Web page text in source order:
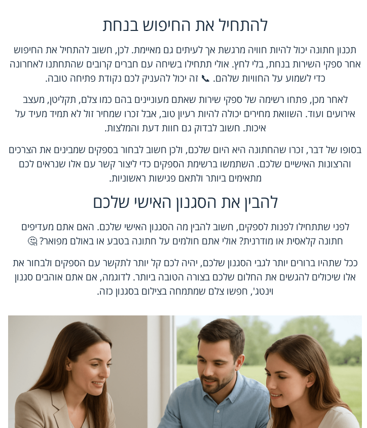
להתחיל את החיפוש בנחת
תכנון חתונה יכול להיות חוויה מרגשת אך לעיתים גם מאיימת. לכן, חשוב להתחיל את החיפוש
אחר ספקי השירות בנחת, בלי לחץ. אולי תתחילו בשיחה עם חברים קרובים שהתחתנו לאחרונה
כדי לשמוע על החוויות שלהם. 📞 זה יכול להעניק לכם נקודת פתיחה טובה.
לאחר מכן, פתחו רשימה של ספקי שירות שאתם מעוניינים בהם כמו צלם, תקליטן, מעצב
אירועים ועוד. השוואת מחירים יכולה להיות רעיון טוב, אבל זכרו שמחיר זול לא תמיד מעיד על
איכות. חשוב לבדוק גם חוות דעת והמלצות.
בסופו של דבר, זכרו שהחתונה היא היום שלכם, ולכן חשוב לבחור בספקים שמבינים את הצרכים
והרצונות האישיים שלכם. השתמשו ברשימת הספקים כדי ליצור קשר עם אלו שנראים לכם
מתאימים ביותר ולתאם פגישות ראשוניות.
להבין את הסגנון האישי שלכם
לפני שתתחילו לפנות לספקים, חשוב להבין מה הסגנון האישי שלכם. האם אתם מעדיפים
חתונה קלאסית או מודרנית? אולי אתם חולמים על חתונה בטבע או באולם מפואר? 🤔
ככל שתהיו ברורים יותר לגבי הסגנון שלכם, יהיה לכם קל יותר לתקשר עם הספקים ולבחור את
אלו שיכולים להגשים את החלום שלכם בצורה הטובה ביותר. לדוגמה, אם אתם אוהבים סגנון
וינטג', חפשו צלם שמתמחה בצילום בסגנון כזה.